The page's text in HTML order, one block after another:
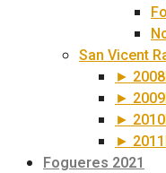
San Vicent
►
►
►
►
Fogueres 2021